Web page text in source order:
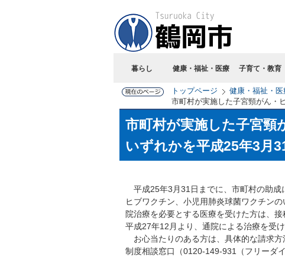
暮らし 健康・福祉・医療 子育て・教育
トップページ 健康・福祉・医
市町村が実施した子宮頸がん・
市町村が実施した子宮頸
いずれかを平成25年3月
平成25年3月31日までに、市町村の助成
ヒブワクチン、小児用肺炎球菌ワクチン
院治療を必要とする医療を受けた方は、
平成27年12月より、通院による治療を受
お心当たりのある方は、具体的な請求
制度相談窓口（0120-149-931（フリーダ